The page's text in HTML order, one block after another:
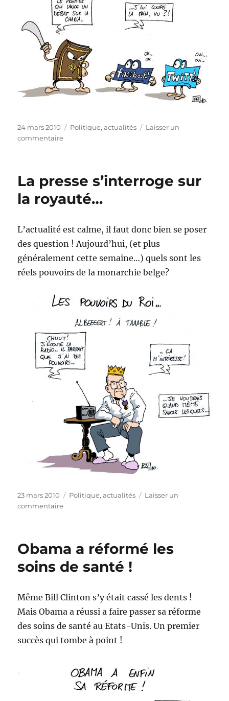
Publié
le
24 mars 2010 Catégories
Politique, actualités
Laisser un
commentairesur
charia
sur
Fabeook
!
La presse s’interroge sur
la royauté…
L’actualité est calme, il faut donc bien se poser
des question ! Aujourd’hui, (et plus
généralement cette semaine…) quels sont les
réels pouvoirs de la monarchie belge?
Publié
le
23 mars 2010 Catégories
Politique, actualités
Laisser un
commentairesur
sur
royauté…
Obama a réformé les
soins de santé !
Même Bill Clinton s’y était cassé les dents !
Mais Obama a réussi a faire passer sa réforme
des soins de santé au Etats-Unis. Un premier
succès qui tombe à point !